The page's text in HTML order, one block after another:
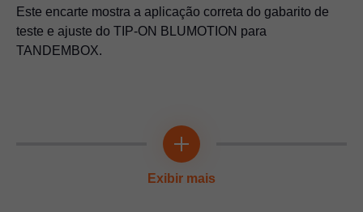
Este encarte mostra a aplicação correta do gabarito de
teste e ajuste do TIP-ON BLUMOTION para
TANDEMBOX.
Exibir mais